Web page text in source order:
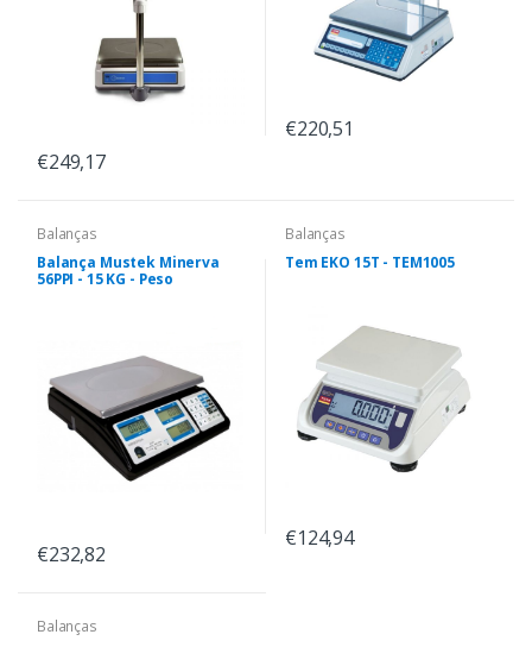
€249,17
€220,51
Balanças
Balança Mustek Minerva
56PPI - 15 KG - Peso
€232,82
Balanças
Tem EKO 15T - TEM1005
€124,94
Balanças